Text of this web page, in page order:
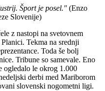
Šport je posel." (Enzo
Slovenije)
z nastopi na svetovnem
Tekma na srednji
Toda še bolj
Tribune so samevale. Eno
ogledalo le okrog 1.000
derbi med Mariborom
slovenski nogometni ligi.